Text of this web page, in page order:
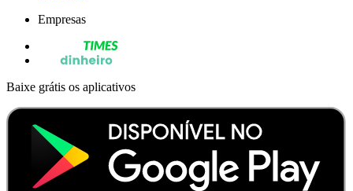
Empresas
Baixe grátis os aplicativos